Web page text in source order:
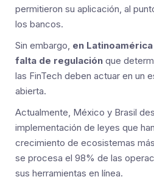
permitieron su aplicación, al
los bancos.
Sin embargo, en
falta de regulación que
las FinTech deben actuar en un
abierta.
Actualmente, México y Brasil
implementación de leyes que
crecimiento de ecosistemas
se procesa el 98% de las
sus herramientas en línea.